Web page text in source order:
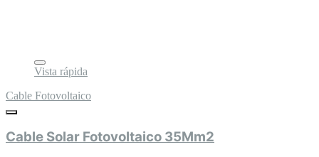
Vista rápida
Cable Fotovoltaico
Cable Solar Fotovoltaico 35Mm2